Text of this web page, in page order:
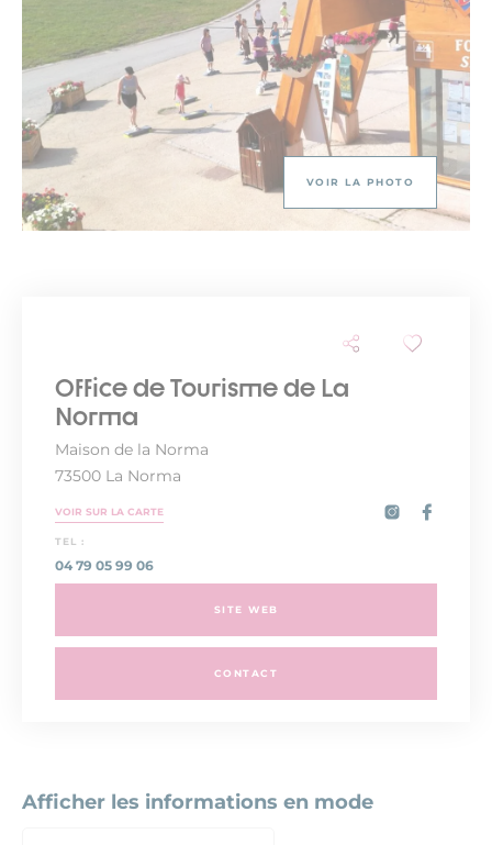
VOIR LA PHOTO
Afficher les informations en mode
Office de Tourisme de La
Norma
Maison de la Norma
73500 La Norma
VOIR SUR LA CARTE
TEL :
04 79 05 99 06
SITE WEB
CONTACT